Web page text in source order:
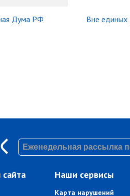
Дума РФ Вне единых
Наши сервисы
Карта нарушений